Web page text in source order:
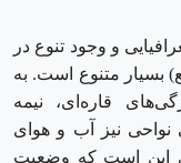
و وجود تنوع در
بسیار متنوع است. به
قاره‌ای، نیمه‌
نیز آب و هوای
این است که وضعیت